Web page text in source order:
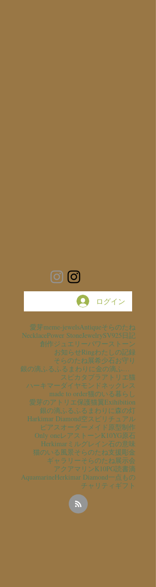
ログイン
愛芽meme-jewelsAntiqueそらのたね
NecklacePower StoneJewelrySV925日記
創作ジュエリーパワーストーン
お知らせRingわたしの記録
そらのたね展希少石お守り
銀の滴ふるふるまわりに金の滴ふるふるまわりに
スピカタブラ アトリエ猫
ハーキマーダイヤモンドネックレス
made to order猫のいる暮らし
愛芽のアトリエ保護猫翼Exihibition
銀の滴ふるふるまわりに森の灯
Harkimar Diamond空スピリチュアル
ピアスオーダーメイド原型制作
Only oneレアストーンK10YG原石
Herkimarミルグレイン石の意味
猫のいる風景そらのたね支援彫金
ギャラリーそらのたね展示会
アクアマリンK10PG読書滴
AquamarineHerkimar Diamond一点もの
チャリティ ギフト